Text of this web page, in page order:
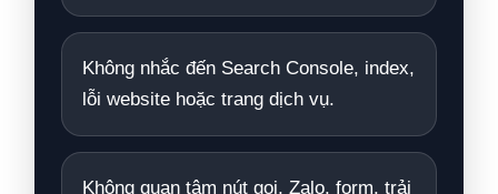
Không nhắc đến Search Console, index,
lỗi website hoặc trang dịch vụ.
Không quan tâm nút gọi, Zalo, form, trải